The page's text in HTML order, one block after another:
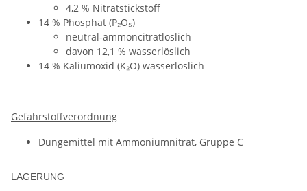
4,2 % Nitratstickstoff
14 % Phosphat (P₂O₅)
neutral‑ammoncitratlöslich
davon 12,1 % wasserlöslich
14 % Kaliumoxid (K₂O) wasserlöslich
Gefahrstoffverordnung
Düngemittel mit Ammoniumnitrat, Gruppe C
LAGERUNG